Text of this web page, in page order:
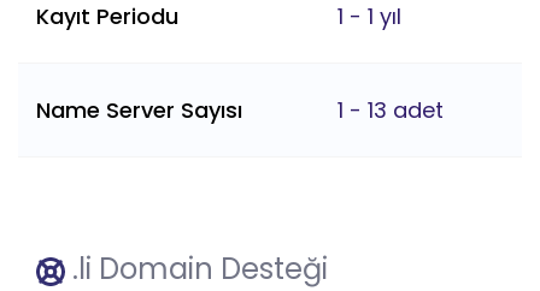
Kayıt Periodu 1 - 1 yıl
Name Server Sayısı 1 - 13 adet
.li Domain Desteği